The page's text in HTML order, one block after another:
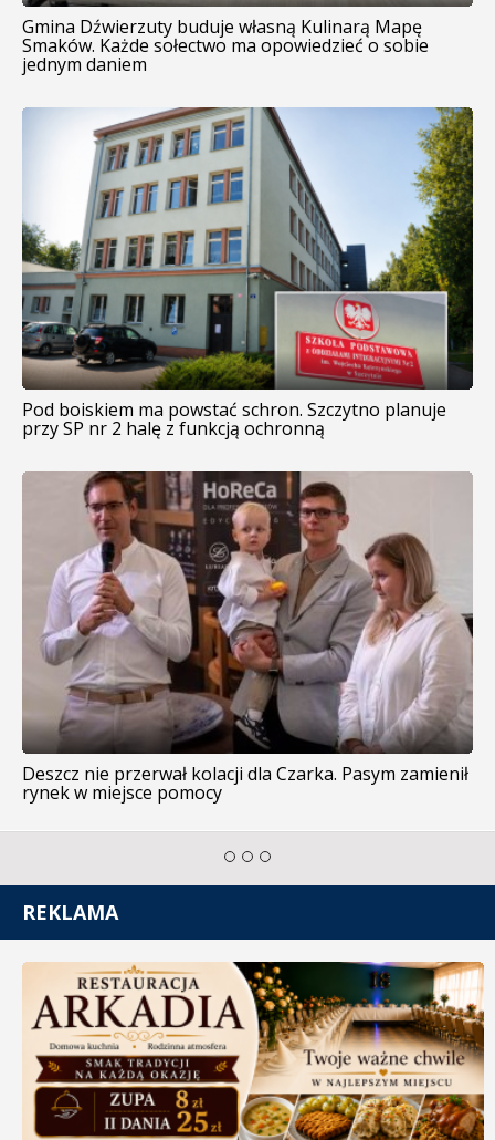
Gmina Dźwierzuty buduje własną Kulinarą Mapę
Smaków. Każde sołectwo ma opowiedzieć o sobie
jednym daniem
Pod boiskiem ma powstać schron. Szczytno planuje
przy SP nr 2 halę z funkcją ochronną
Deszcz nie przerwał kolacji dla Czarka. Pasym zamienił
rynek w miejsce pomocy
REKLAMA